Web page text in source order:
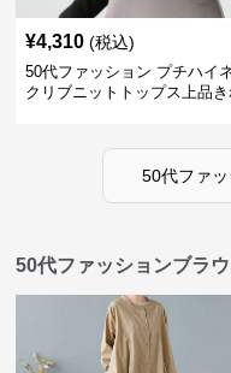
¥4,310 (税込)
50代ファッション プチハイ
クリブニットトップス上品
50代ファ
50代ファッションブラ